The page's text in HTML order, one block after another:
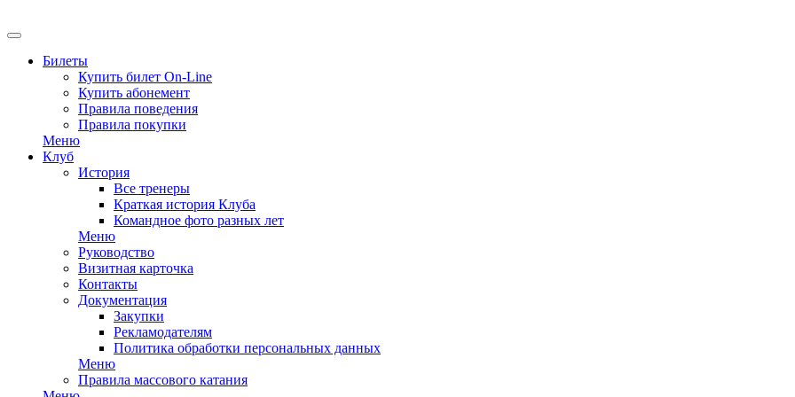
Билеты
Купить билет On-Line
Купить абонемент
Правила поведения
Правила покупки
Меню
Клуб
История
Все тренеры
Краткая история Клуба
Командное фото разных лет
Меню
Руководство
Визитная карточка
Контакты
Документация
Закупки
Рекламодателям
Политика обработки персональных данных
Меню
Правила массового катания